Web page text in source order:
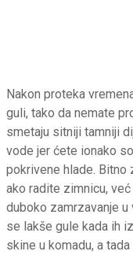
Nakon proteka
guli, tako da nemate
smetaju sitniji tamniji
vode jer ćete ionako
pokrivene hlade. Bitno
ako radite zimnicu,
duboko zamrzavanje
se lakše gule kada ih
skine u komadu, a